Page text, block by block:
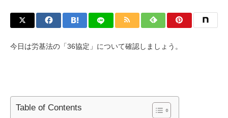
今日は労基法の「36協定」について確認しましょう。
Table of Contents